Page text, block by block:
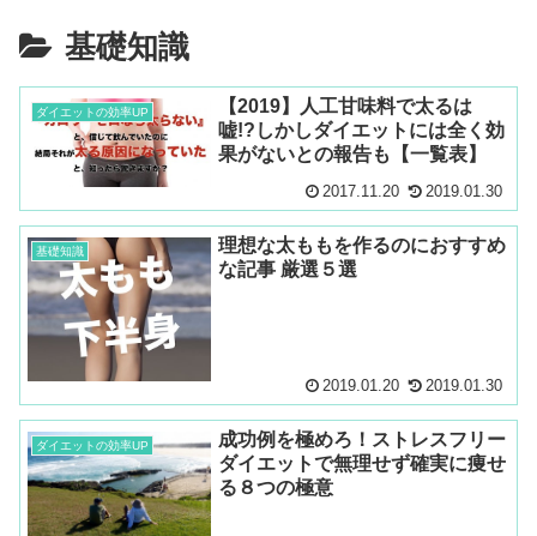
基礎知識
ダイエットの効率UP
【2019】人工甘味料で太るは
嘘!?しかしダイエットには全く効
果がないとの報告も【一覧表】
2017.11.20 2019.01.30
基礎知識
理想な太ももを作るのにおすすめ
な記事 厳選５選
2019.01.20 2019.01.30
ダイエットの効率UP
成功例を極めろ！ストレスフリー
ダイエットで無理せず確実に痩せ
る８つの極意